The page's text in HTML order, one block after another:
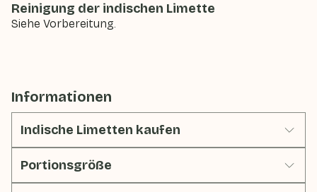
Reinigung der indischen Limette
Siehe Vorbereitung.
Informationen
Indische Limetten kaufen
Portionsgröße